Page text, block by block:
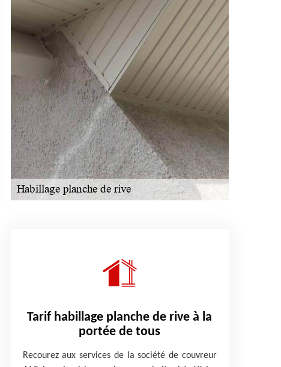
Tarif habillage planche de rive à la
portée de tous
Recourez aux services de la société de couvreur